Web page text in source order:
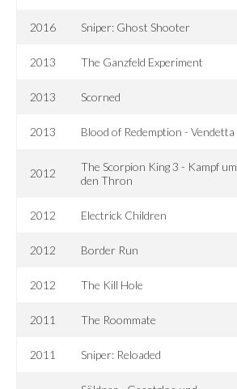
2016 Sniper: Ghost Shooter
2013 The Ganzfeld Experiment
2013 Scorned
2013 Blood of Redemption - Vendetta
2012
The Scorpion King 3 - Kampf um
den Thron
2012 Electrick Children
2012 Border Run
2012 The Kill Hole
2011 The Roommate
2011 Sniper: Reloaded